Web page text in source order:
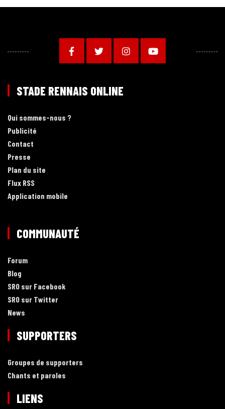
STADE RENNAIS ONLINE
Qui sommes-nous ?
Publicité
Contact
Presse
Plan du site
Flux RSS
Application mobile
COMMUNAUTÉ
Forum
Blog
SRO sur Facebook
SRO sur Twitter
News
SUPPORTERS
Groupes de supporters
Chants et paroles
LIENS